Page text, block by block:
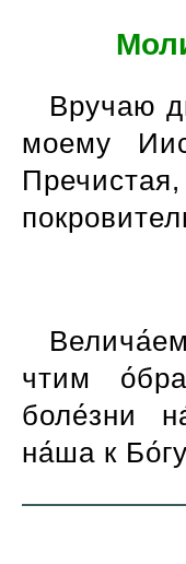
Вручаю
моему
чтим
боле́зни
на́ша к